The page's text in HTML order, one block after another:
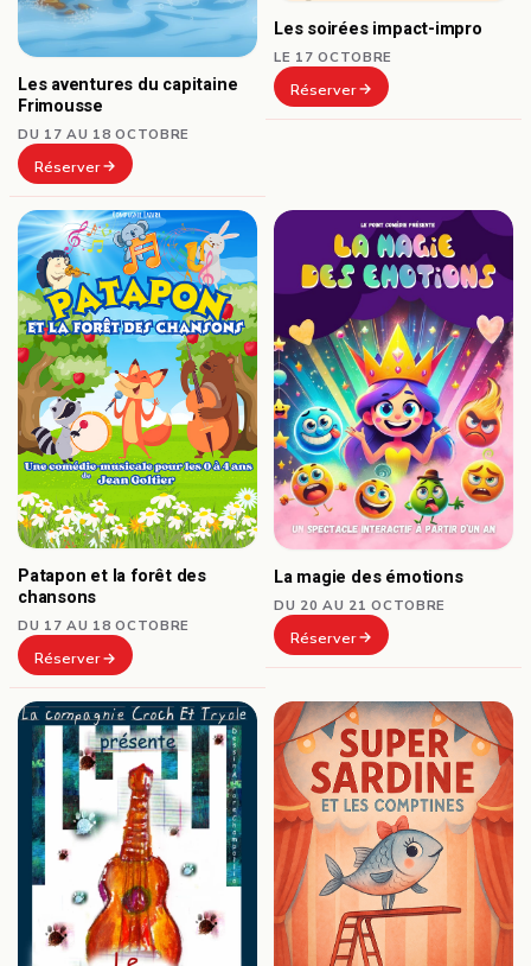
Les aventures du capitaine
Frimousse
DU 17 AU 18 OCTOBRE
Réserver
Les soirées impact-impro
LE 17 OCTOBRE
Réserver
Patapon et la forêt des
chansons
DU 17 AU 18 OCTOBRE
Réserver
La magie des émotions
DU 20 AU 21 OCTOBRE
Réserver